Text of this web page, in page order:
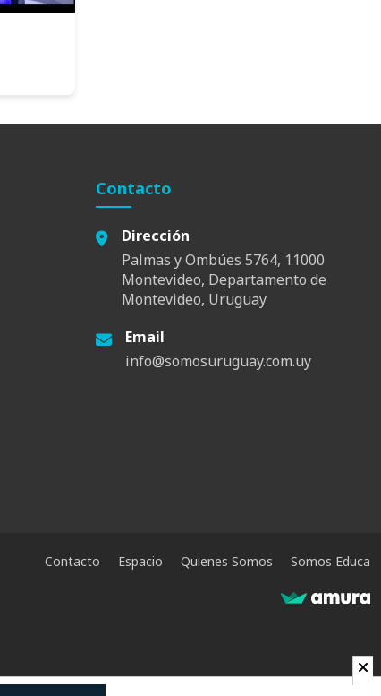
Contacto
Dirección
Palmas y Ombúes 5764, 11000
Montevideo, Departamento de
Montevideo, Uruguay
Email
info@somosuruguay.com.uy
Contacto Espacio Quienes Somos Somos Educa